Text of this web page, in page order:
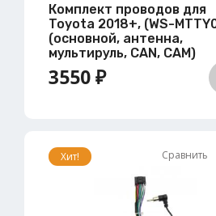
Комплект проводов для
Toyota 2018+, (WS-
(основной, антенна,
мультируль, CAN, CAM)
3550 ₽
Хит! Сравнить